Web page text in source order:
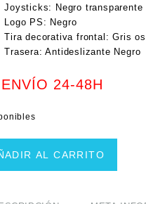
Joysticks: Negro transparente
Logo PS: Negro
Tira decorativa frontal: Gris
Trasera: Antideslizante Negro
24-48H
AL CARRITO